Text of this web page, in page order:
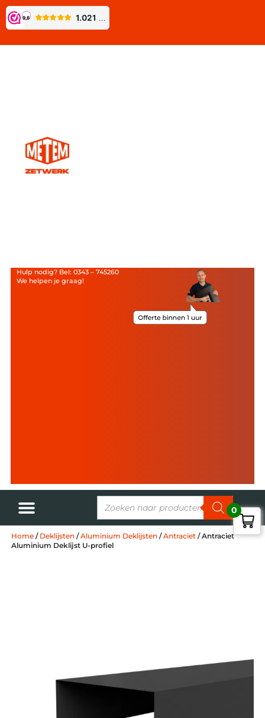
Hulp nodig? Bel: 0343 – 745260
We helpen je graag!
Home/ Deklijsten/Aluminium Deklijsten/Antraciet/ Antraciet
Aluminium Deklijst U-profiel
0